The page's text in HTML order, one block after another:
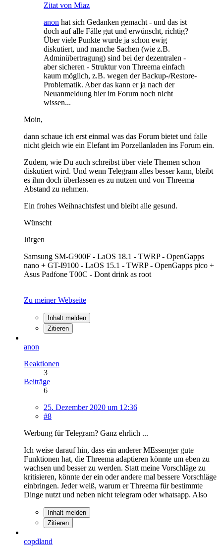
Zitat von Miaz
anon hat sich Gedanken gemacht - und das ist
doch auf alle Fälle gut und erwünscht, richtig?
Über viele Punkte wurde ja schon ewig
diskutiert, und manche Sachen (wie z.B.
Adminübertragung) sind bei der dezentralen -
aber sicheren - Struktur von Threema einfach
kaum möglich, z.B. wegen der Backup-/Restore-
Problematik. Aber das kann er ja nach der
Neuanmeldung hier im Forum noch nicht
wissen...
Moin,
dann schaue ich erst einmal was das Forum bietet und falle
nicht gleich wie ein Elefant im Porzellanladen ins Forum ein.
Zudem, wie Du auch schreibst über viele Themen schon
diskutiert wird. Und wenn Telegram alles besser kann, bleibt
es ihm doch überlassen es zu nutzen und von Threema
Abstand zu nehmen.
Ein frohes Weihnachtsfest und bleibt alle gesund.
Wünscht
Jürgen
Samsung SM-G900F - LaOS 18.1 - TWRP - OpenGapps
nano + GT-I9100 - LaOS 15.1 - TWRP - OpenGapps pico +
Asus Padfone T00C - Dont drink as root
Zu meiner Webseite
Inhalt melden
Zitieren
anon
Reaktionen
3
Beiträge
6
25. Dezember 2020 um 12:36
#8
Werbung für Telegram? Ganz ehrlich ...
Ich weise darauf hin, dass ein anderer MEssenger gute
Funktionen hat, die Threema adaptieren könnte um eben zu
wachsen und besser zu werden. Statt meine Vorschläge zu
kritisieren, könnte der ein oder andere mal bessere Vorschläge
einbringen. Jeder weiß, warum er Threema für bestimmte
Dinge nutzt und neben nicht telegram oder whatsapp. Also
Inhalt melden
Zitieren
copdland